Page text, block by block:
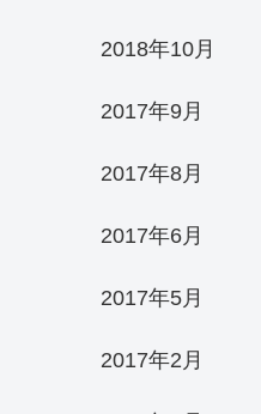
2018年10月
2017年9月
2017年8月
2017年6月
2017年5月
2017年2月